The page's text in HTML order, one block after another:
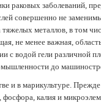
раковых заболеваний,
совершенно не
металлов, в том
не менее важная,
с водой гели различной
до
и в марикультуре.
калия и